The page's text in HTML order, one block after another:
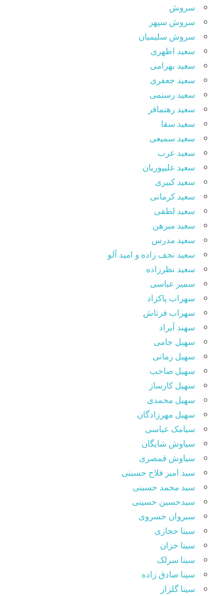
سروش
سروش سپهر
سروش سلیمیان
سعید اظهری
سعید بهرامی
سعید جعفری
سعید رستمی
سعید رهنمافر
سعید سقا
سعید سمیعی
سعید عرب
سعید علیپوریان
سعید کبیری
سعید کرمانی
سعید لطفی
سعید مبرهن
سعید مدرس
سعید نجف زاده و امید آلو
سعید نظرزاده
سمیر عباسی
سهراب پاکزاد
سهراب فرتاش
سهند آیراد
سهیل جامی
سهیل زمانی
سهیل صاحب
سهیل کارساز
سهیل محمدی
سهیل مهرزادگان
سیامک عباسی
سیاوش شایگان
سیاوش قمصری
سید امیر فلاح حسینی
سید محمد حسینی
سیدحسین حسینی
سیروان خسروی
سینا حجازی
سینا خزان
سینا سرلک
سینا صادق زاده
سینا گلزار